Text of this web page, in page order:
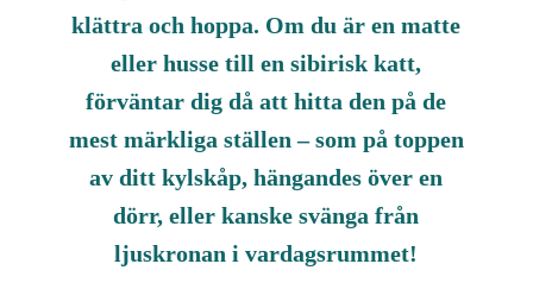
klättra och hoppa. Om du är en matte
eller husse till en sibirisk katt,
förväntar dig då att hitta den på de
mest märkliga ställen – som på toppen
av ditt kylskåp, hängandes över en
dörr, eller kanske svänga från
ljuskronan i vardagsrummet!